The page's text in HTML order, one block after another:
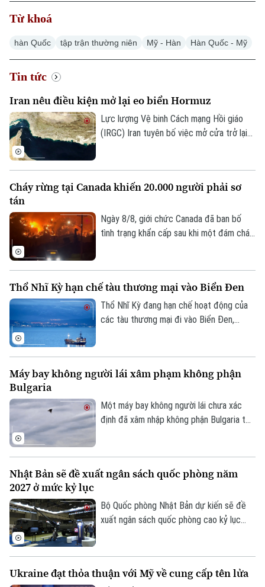
Từ khoá
hàn Quốc tập trận thường niên Mỹ - Hàn Hàn Quốc - Mỹ
Tin tức
Iran nêu điều kiện mở lại eo biển Hormuz
Lực lượng Vệ binh Cách mạng Hồi giáo
(IRGC) Iran tuyên bố việc mở cửa trở lại
đến các cuộc đàm phán với Oman.
Cháy rừng tại Canada khiến 20.000 người phải sơ
tán
Ngày 8/8, giới chức Canada đã ban bố
tình trạng khẩn cấp sau khi một đám cháy
Thổ Nhĩ Kỳ hạn chế tàu thương mại vào Biển Đen
Thổ Nhĩ Kỳ đang hạn chế hoạt động của
các tàu thương mại đi vào Biển Đen,
Máy bay không người lái xâm phạm không phận
Bulgaria
Một máy bay không người lái chưa xác
định đã xâm nhập không phận Bulgaria từ
và các biện pháp an ninh dọc biên giới
Nhật Bản sẽ đề xuất ngân sách quốc phòng năm
2027 ở mức kỷ lục
Bộ Quốc phòng Nhật Bản dự kiến sẽ đề
xuất ngân sách quốc phòng cao kỷ lục
Ukraine đạt thỏa thuận với Mỹ về cung cấp tên lửa